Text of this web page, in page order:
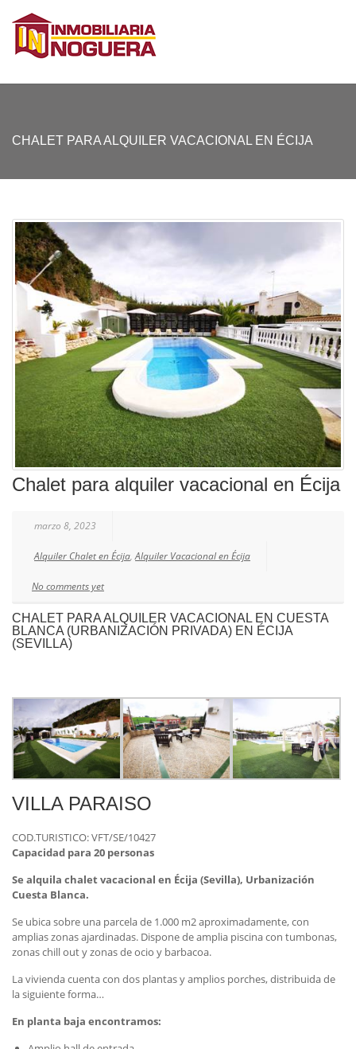
CHALET PARA ALQUILER VACACIONAL EN ÉCIJA
Chalet para alquiler vacacional en Écija
marzo 8, 2023
Alquiler Chalet en Écija,Alquiler Vacacional en Écija
No comments yet
CHALET PARA ALQUILER VACACIONAL EN CUESTA
BLANCA (URBANIZACIÓN PRIVADA) EN ÉCIJA
(SEVILLA)
VILLA PARAISO
COD.TURISTICO: VFT/SE/10427
Capacidad para 20 personas
Se alquila chalet vacacional en Écija (Sevilla), Urbanización
Cuesta Blanca.
Se ubica sobre una parcela de 1.000 m2 aproximadamente, con
amplias zonas ajardinadas. Dispone de amplia piscina con tumbonas,
zonas chill out y zonas de ocio y barbacoa.
La vivienda cuenta con dos plantas y amplios porches, distribuida de
la siguiente forma…
En planta baja encontramos: